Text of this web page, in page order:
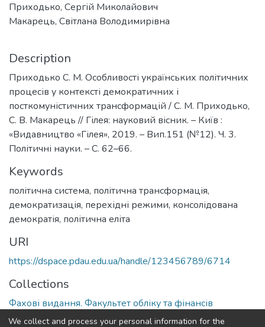
Приходько, Сергій Миколайович
Макарець, Світлана Володимирівна
Description
Приходько С. М. Особливості українських політичних
процесів у контексті демократичних і
посткомуністичних трансформацій / С. М. Приходько,
С. В. Макарець // Гілея: науковий вісник. – Київ :
«Видавництво «Гілея», 2019. – Вип.151 (№12). Ч. 3.
Політичні науки. – С. 62–66.
Keywords
політична система, політична трансформація,
демократизація, перехідні режими, консолідована
демократія, політична еліта
URI
https://dspace.pdau.edu.ua/handle/123456789/6714
Collections
Фахові видання. Факультет обліку та фінансів
We collect and process your personal information for the